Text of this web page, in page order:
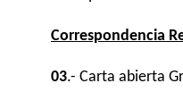
Correspondencia
03.- Carta abierta